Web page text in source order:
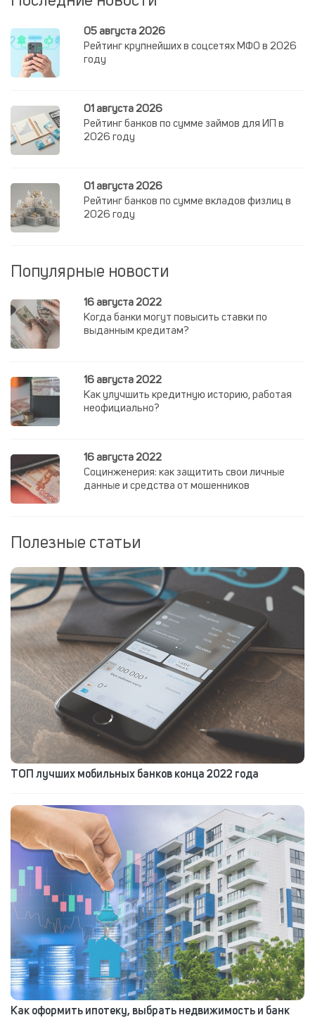
05 августа 2026
Рейтинг крупнейших в соцсетях МФО в 2026
году
01 августа 2026
Рейтинг банков по сумме займов для ИП в
2026 году
01 августа 2026
Рейтинг банков по сумме вкладов физлиц в
2026 году
Популярные новости
16 августа 2022
Когда банки могут повысить ставки по
выданным кредитам?
16 августа 2022
Как улучшить кредитную историю, работая
неофициально?
16 августа 2022
Социнженерия: как защитить свои личные
данные и средства от мошенников
Полезные статьи
ТОП лучших мобильных банков конца 2022 года
Как оформить ипотеку, выбрать недвижимость и банк